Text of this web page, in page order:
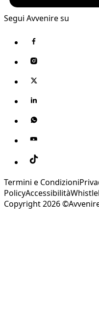
Segui Avvenire su
Termini e Condizioni
PolicyAccessibilità
Copyright 2026